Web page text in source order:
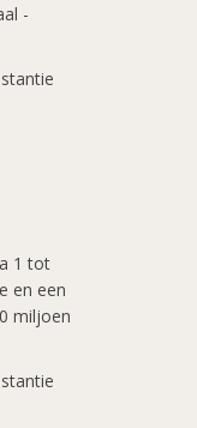
-
1 tot
en een
miljoen